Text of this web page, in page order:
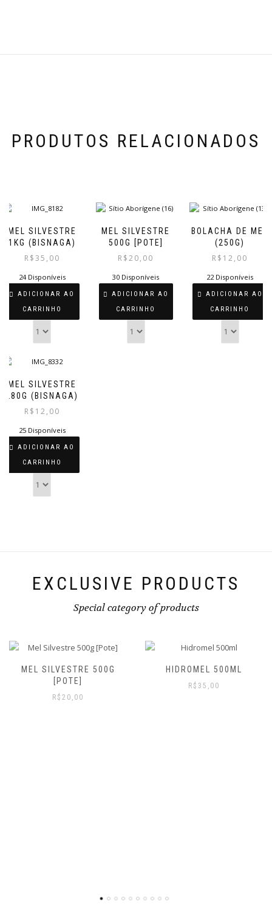
PRODUTOS RELACIONADOS
MEL SILVESTRE
1KG (BISNAGA)
R$35,00
24 Disponíveis
ADICIONAR AO
CARRINHO
MEL SILVESTRE
500G [POTE]
R$20,00
30 Disponíveis
ADICIONAR AO
CARRINHO
BOLACHA DE MEL
(250G)
R$ 12,00
22 Disponíveis
ADICIONAR AO
CARRINHO
MEL SILVESTRE
280G (BISNAGA)
R$ 12,00
25 Disponíveis
ADICIONAR AO
CARRINHO
EXCLUSIVE PRODUCTS
Special category of products
MEL SILVESTRE 500G
[POTE]
R$ 20,00
HIDROMEL 500ML
R$ 35,00